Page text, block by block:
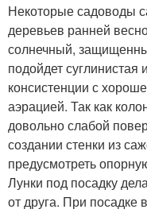
Некоторые садоводы
деревьев ранней
солнечный,
подойдет
консистенции с
аэрацией. Так как
довольно слабой
создании стенки из
предусмотреть
Лунки под посадку
от друга. При посадке